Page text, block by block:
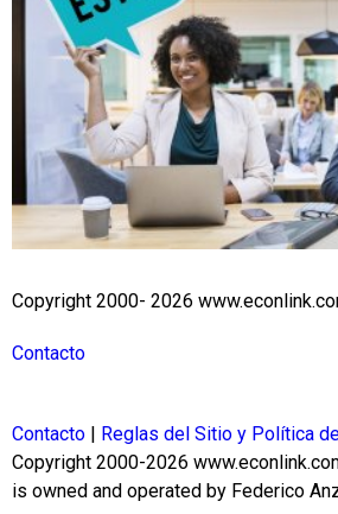
Copyright 2000- 2026
Contacto
Contacto Reglas del Sitio y Política
Copyright 2000-2026
is owned and operated by Federico